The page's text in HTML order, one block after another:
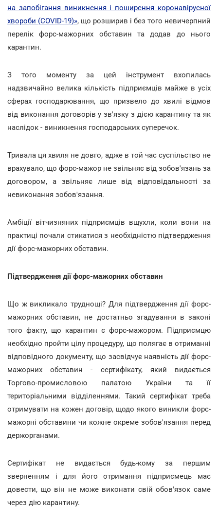
на запобігання виникнення і поширення коронавірусної
хвороби (COVID-19)», що розширив і без того невичерпний
перелік форс-мажорних обставин та додав до нього
карантин.
З того моменту за цей інструмент вхопилась
надзвичайно велика кількість підприємців майже в усіх
сферах господарювання, що призвело до хвилі відмов
від виконання договорів у зв'язку з дією карантину та як
наслідок - виникнення господарських суперечок.
Тривала ця хвиля не довго, адже в той час суспільство не
врахувало, що форс-мажор не звільняє від зобов'язань за
договором, а звільняє лише від відповідальності за
невиконання зобов'язання.
Амбіції вітчизняних підприємців вщухли, коли вони на
практиці почали стикатися з необхідністю підтвердження
дії форс-мажорних обставин.
Підтвердження дії форс-мажорних обставин
Що ж викликало труднощі? Для підтвердження дії форс-
мажорних обставин, не достатньо згадування в законі
того факту, що карантин є форс-мажором. Підприємцю
необхідно пройти цілу процедуру, що полягає в отриманні
відповідного документу, що засвідчує наявність дії форс-
мажорних обставин - сертифікату, який видається
Торгово-промисловою палатою України та її
територіальними відділеннями. Такий сертифікат треба
отримувати на кожен договір, щодо якого виникли форс-
мажорні обставини чи кожне окреме зобов'язання перед
держорганами.
Сертифікат не видається будь-кому за першим
зверненням і для його отримання підприємець має
довести, що він не може виконати свій обов'язок саме
через дію карантину.